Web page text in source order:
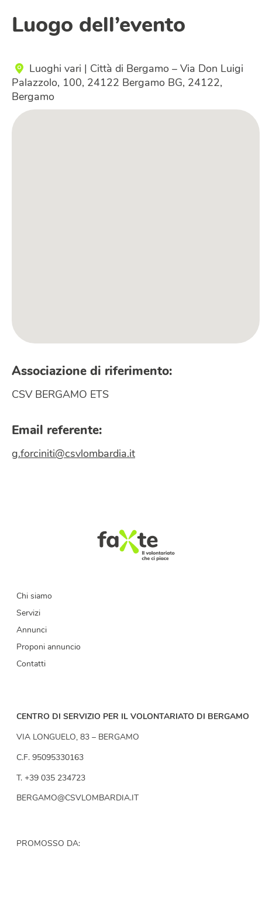
Luogo dell’evento
Luoghi vari | Città di Bergamo – Via Don Luigi
Palazzolo, 100, 24122 Bergamo BG, 24122,
Bergamo
Associazione di riferimento:
CSV BERGAMO ETS
Email referente:
g.forciniti@csvlombardia.it
Chi siamo
Servizi
Annunci
Proponi annuncio
Contatti
CENTRO DI SERVIZIO PER IL VOLONTARIATO DI BERGAMO
VIA LONGUELO, 83 – BERGAMO
C.F. 95095330163
T. +39 035 234723
BERGAMO@CSVLOMBARDIA.IT
PROMOSSO DA: